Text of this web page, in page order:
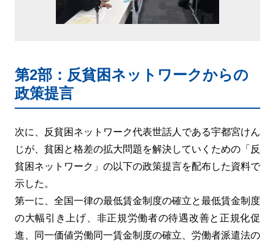
第2部：反貧困ネットワークからの
政策提言
次に、反貧困ネットワーク代表世話人である宇都宮けん
じが、貧困と格差の拡大問題を解決していくための「反
貧困ネットワーク」の以下の政策提言を配布した資料で
示した。
第一に、全国一律の最低賃金制度の確立と最低賃金制度
の大幅引き上げ、非正規労働者の待遇改善と正規化促
進、同一価値労働同一賃金制度の確立、労働者派遣法の